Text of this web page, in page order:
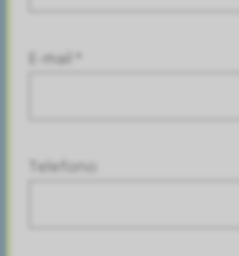
E-mail *
Telefono